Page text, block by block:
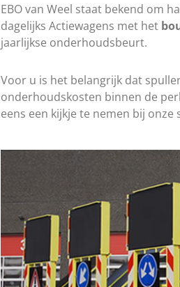
EBO van Weel staat bekend om
dagelijks Actiewagens met het
jaarlijkse onderhoudsbeurt.
Voor u is het belangrijk dat
onderhoudskosten binnen de
eens een kijkje te nemen bij onze